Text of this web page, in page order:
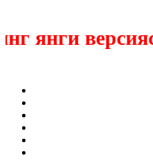
янги